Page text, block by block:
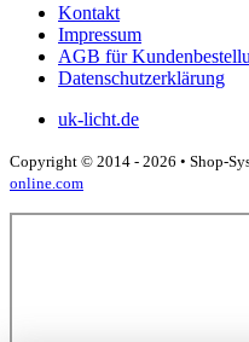
Kontakt
Impressum
AGB für
Datenschutzerklärung
uk-licht.de
Copyright © 2014 - 2026 • Shop-
online.com